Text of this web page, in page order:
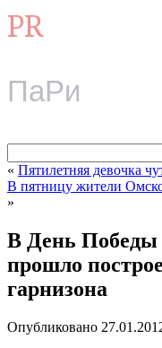
PR
ПаРи
« Пятилетняя девочка
В пятницу жители
»
В День Победы
прошло
гарнизона
Опубликовано